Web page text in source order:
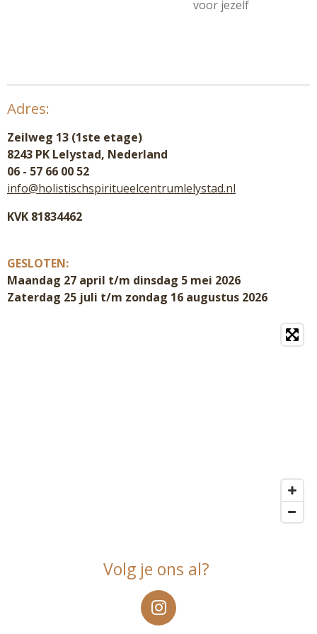
voor jezelf
Adres:
Zeilweg 13 (1ste etage)
8243 PK Lelystad, Nederland
06 - 57 66 00 52
info@holistischspiritueelcentrumlelystad.nl
KVK 81834462
GESLOTEN:
Maandag 27 april t/m dinsdag 5 mei 2026
Zaterdag 25 juli t/m zondag 16 augustus 2026
Volg je ons al?
I